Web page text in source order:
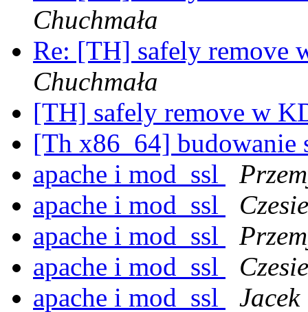
Chuchmała
Re: [TH] safely remove
Chuchmała
[TH] safely remove w
[Th x86_64] budowanie
apache i mod_ssl
apache i mod_ssl
apache i mod_ssl
apache i mod_ssl
apache i mod_ssl